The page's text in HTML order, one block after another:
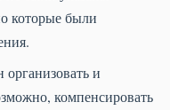
которые были
организовать и
компенсировать